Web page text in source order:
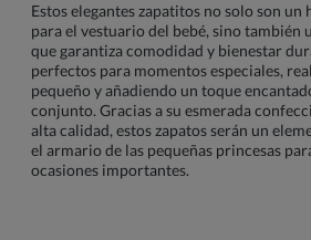
Estos elegantes zapatitos no solo son
para el vestuario del bebé, sino también
que garantiza comodidad y bienestar
perfectos para momentos especiales,
pequeño y añadiendo un toque
conjunto. Gracias a su esmerada
alta calidad, estos zapatos serán un
el armario de las pequeñas princesas
ocasiones importantes.